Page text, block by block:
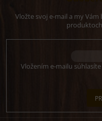
Vložte svoj e-mail a my
Vložením e-mailu súhlasíte